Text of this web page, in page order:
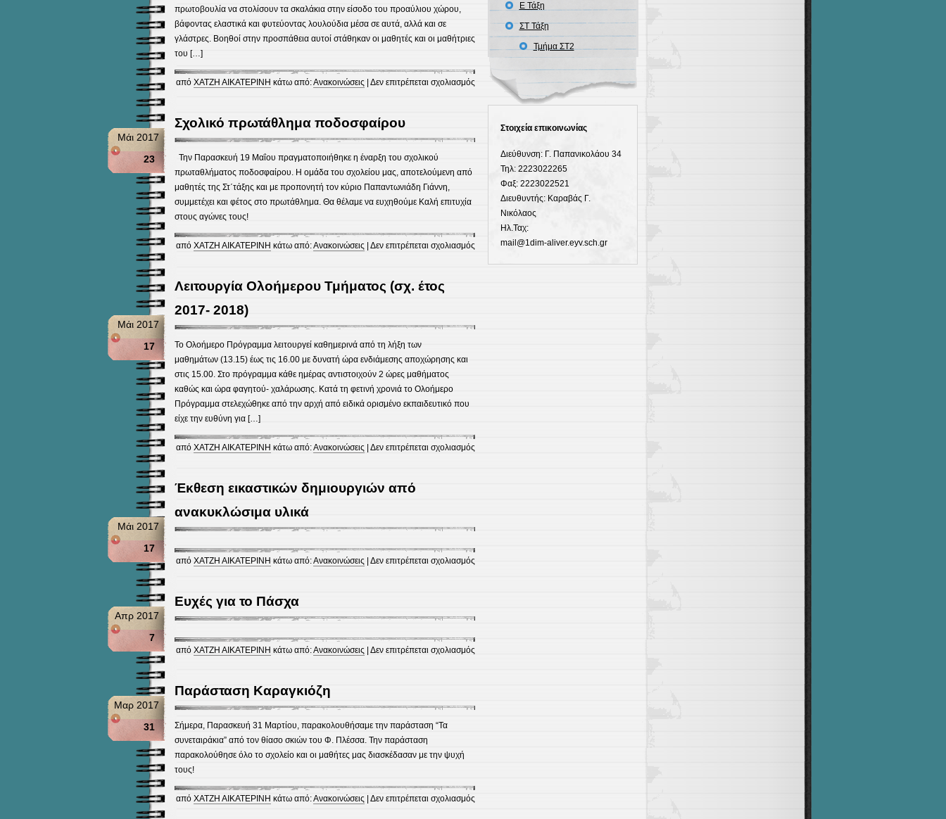
σπουδών
πρωτοβουλία να στολίσουν τα σκαλάκια στην είσοδο του προαύλιου χώρου,
βάφοντας ελαστικά και φυτεύοντας λουλούδια μέσα σε αυτά, αλλά και σε
γλάστρες. Βοηθοί στην προσπάθεια αυτοί στάθηκαν οι μαθητές και οι μαθήτριες
του […]
από ΧΑΤΖΗ ΑΙΚΑΤΕΡΙΝΗ κάτω από:Ανακοινώσεις | Δεν επιτρέπεται σχολιασμόςστο
στόλισαν
την
σχολείου
Σχολικό πρωτάθλημα ποδοσφαίρου
Μάι 2017
23
Την Παρασκευή 19 Μαΐου πραγματοποιήθηκε η έναρξη του σχολικού
πρωταθλήματος ποδοσφαίρου. Η ομάδα του σχολείου μας, αποτελούμενη από
μαθητές της Στ΄τάξης και με προπονητή τον κύριο Παπαντωνιάδη Γιάννη,
συμμετέχει και φέτος στο πρωτάθλημα. Θα θέλαμε να ευχηθούμε Καλή επιτυχία
στους αγώνες τους!
από ΧΑΤΖΗ ΑΙΚΑΤΕΡΙΝΗ κάτω από:Ανακοινώσεις | Δεν επιτρέπεται σχολιασμόςστο
Λειτουργία Ολοήμερου Τμήματος (σχ. έτος
2017- 2018)
Μάι 2017
17
Το Ολοήμερο Πρόγραμμα λειτουργεί καθημερινά από τη λήξη των
μαθημάτων (13.15) έως τις 16.00 με δυνατή ώρα ενδιάμεσης αποχώρησης και
στις 15.00. Στο πρόγραμμα κάθε ημέρας αντιστοιχούν 2 ώρες μαθήματος
καθώς και ώρα φαγητού- χαλάρωσης. Κατά τη φετινή χρονιά το Ολοήμερο
Πρόγραμμα στελεχώθηκε από την αρχή από ειδικά ορισμένο εκπαιδευτικό που
είχε την ευθύνη για […]
από ΧΑΤΖΗ ΑΙΚΑΤΕΡΙΝΗ κάτω από:Ανακοινώσεις | Δεν επιτρέπεται σχολιασμόςστο
2018)
Έκθεση εικαστικών δημιουργιών από
ανακυκλώσιμα υλικά
Μάι 2017
17
από ΧΑΤΖΗ ΑΙΚΑΤΕΡΙΝΗ κάτω από:Ανακοινώσεις | Δεν επιτρέπεται σχολιασμόςστο
από
υλικά
Ευχές για το Πάσχα
Απρ 2017
7
από ΧΑΤΖΗ ΑΙΚΑΤΕΡΙΝΗ κάτω από:Ανακοινώσεις | Δεν επιτρέπεται σχολιασμόςστο
Πάσχα
Παράσταση Καραγκιόζη
Μαρ 2017
31
Σήμερα, Παρασκευή 31 Μαρτίου, παρακολουθήσαμε την παράσταση “Τα
συνεταιράκια” από τον θίασο σκιών του Φ. Πλέσσα. Την παράσταση
παρακολούθησε όλο το σχολείο και οι μαθήτες μας διασκέδασαν με την ψυχή
τους!
από ΧΑΤΖΗ ΑΙΚΑΤΕΡΙΝΗ κάτω από:Ανακοινώσεις | Δεν επιτρέπεται σχολιασμόςστο
Ε Τάξη
ΣΤ Τάξη
Τμήμα ΣΤ2
Στοιχεία επικοινωνίας
Διεύθυνση: Γ. Παπανικολάου 34
Τηλ: 2223022265
Φαξ: 2223022521
Διευθυντής: Καραβάς Γ.
Νικόλαος
Ηλ.Ταχ:
mail@1dim-aliver.eyv.sch.gr